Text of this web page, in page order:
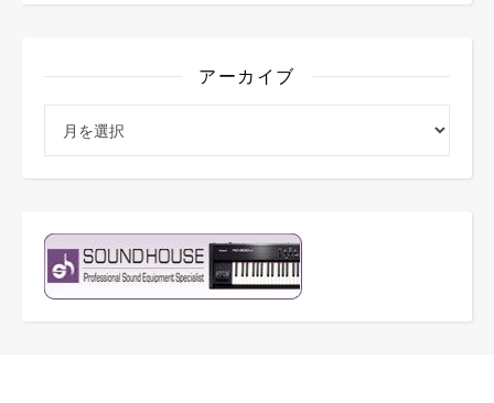
アーカイブ